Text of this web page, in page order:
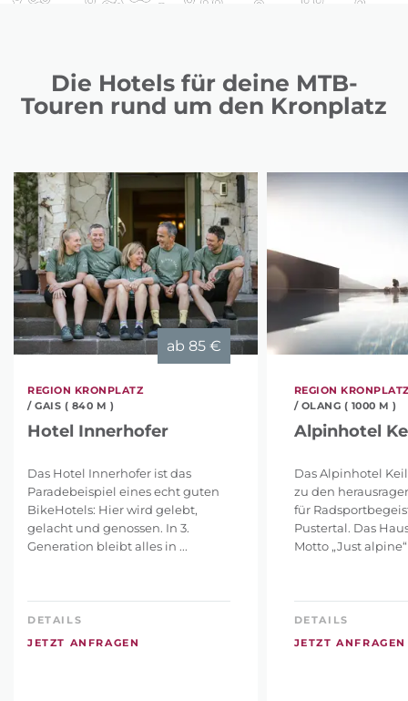
Die Hotels für deine MTB-
Touren rund um den Kronplatz
ab 85 €
REGION KRONPLATZ
/ GAIS ( 840 M )
Hotel Innerhofer
Das Hotel Innerhofer ist das
Paradebeispiel eines echt guten
BikeHotels: Hier wird gelebt,
gelacht und genossen. In 3.
Generation bleibt alles in ...
DETAILS
JETZT ANFRAGEN
REGION
/ OLANG ( 1000 M )
Alpinhotel
Das Alpinhotel
zu den
für
Pustertal. Das
Motto „Just
DETAILS
JETZT ANFRAGEN